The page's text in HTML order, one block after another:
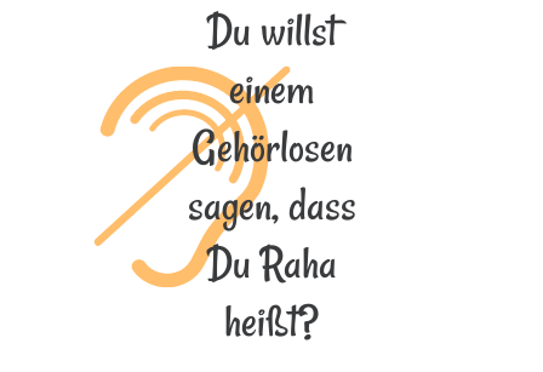
Du willst
einem
Gehörlosen
sagen, dass
Du Raha
heißt?